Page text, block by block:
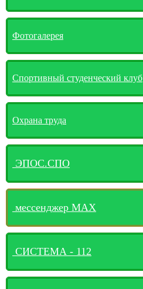
Фотогалерея
Спортивный студенческий клуб
Охрана труда
ЭПОС.СПО
мессенджер MАХ
СИСТЕМА - 112